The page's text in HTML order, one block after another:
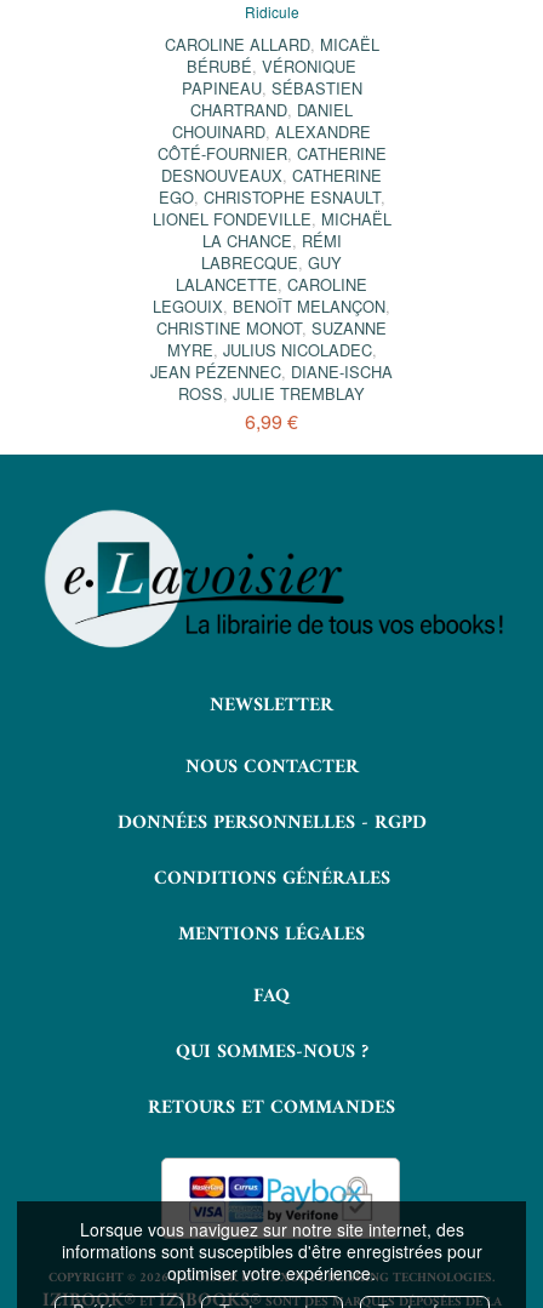
Lorsque vous naviguez sur notre site internet, des
informations sont susceptibles d'être enregistrées pour
optimiser votre expérience.
Ridicule
CAROLINE ALLARD, MICAËL
BÉRUBÉ, VÉRONIQUE
PAPINEAU, SÉBASTIEN
CHARTRAND, DANIEL
CHOUINARD, ALEXANDRE
CÔTÉ-FOURNIER, CATHERINE
DESNOUVEAUX, CATHERINE
EGO, CHRISTOPHE ESNAULT,
LIONEL FONDEVILLE, MICHAËL
LA CHANCE, RÉMI
LABRECQUE, GUY
LALANCETTE, CAROLINE
LEGOUIX, BENOÎT MELANÇON,
CHRISTINE MONOT, SUZANNE
MYRE, JULIUS NICOLADEC,
JEAN PÉZENNEC, DIANE-ISCHA
ROSS, JULIE TREMBLAY
6,99 €
NEWSLETTER
NOUS CONTACTER
DONNÉES PERSONNELLES - RGPD
CONDITIONS GÉNÉRALES
MENTIONS LÉGALES
FAQ
QUI SOMMES-NOUS ?
RETOURS ET COMMANDES
COPYRIGHT © 2026 LAVOISIER ET NUXOS PUBLISHING TECHNOLOGIES.
IZIBOOK®ETIZIBOOKS®SONT DES MARQUES DÉPOSÉES DE LA